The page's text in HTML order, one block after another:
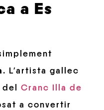
a Es
. L’artista gallec
del Cranc Illa de
a convertir